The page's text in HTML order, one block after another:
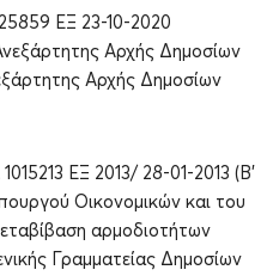
ΕΞ 23-10-2020
Αρχής Δημοσίων
Αρχής Δημοσίων
ΕΞ 2013/ 28-01-2013 (Β’
Οικονομικών και του
αρμοδιοτήτων
Γραμματείας Δημοσίων